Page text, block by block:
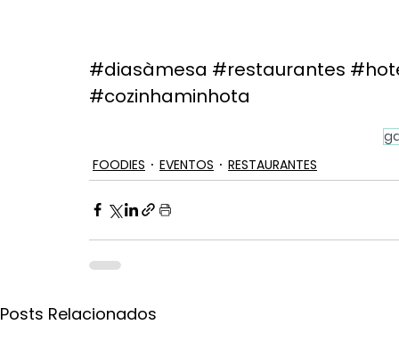
#diasàmesa #restaurantes
#cozinhaminhota
FOODIES
EVENTOS RESTAURANTES
Posts Relacionados